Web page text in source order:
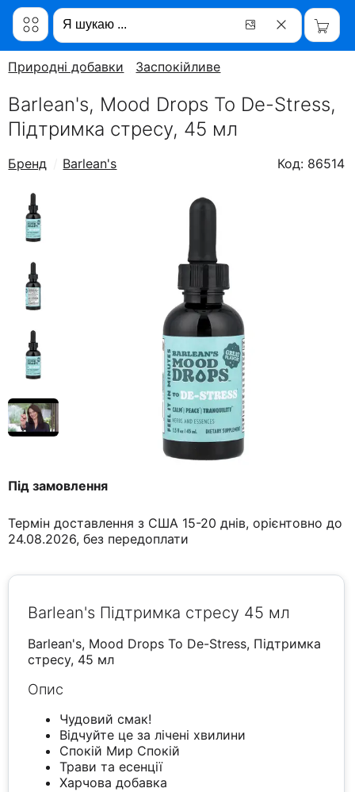
Природні добавки Заспокійливе
Barlean's, Mood Drops To De-Stress,
Підтримка стресу, 45 мл
Бренд Barlean's Код: 86514
Під замовлення
Термін доставлення з США 15-20 днів, орієнтовно до
24.08.2026, без передоплати
Barlean's Підтримка стресу 45 мл
Barlean's, Mood Drops To De-Stress, Підтримка
стресу, 45 мл
Опис
Чудовий смак!
Відчуйте це за лічені хвилини
Спокій Мир Спокій
Трави та есенції
Харчова добавка